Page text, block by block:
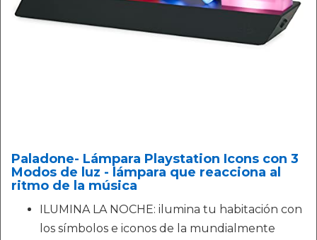
Paladone- Lámpara Playstation Icons con 3
Modos de luz - lámpara que reacciona al
ritmo de la música
ILUMINA LA NOCHE: ilumina tu habitación con
los símbolos e iconos de la mundialmente